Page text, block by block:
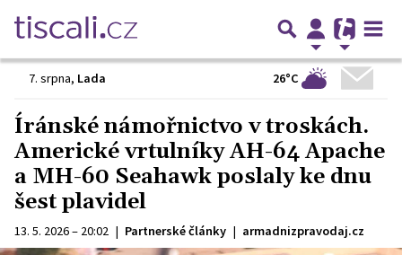
7. srpna, Lada 26°C
Íránské námořnictvo v troskách.
Americké vrtulníky AH-64 Apache
a MH-60 Seahawk poslaly ke dnu
šest plavidel
13. 5. 2026 – 20:02 | Partnerské články | armadnizpravodaj.cz